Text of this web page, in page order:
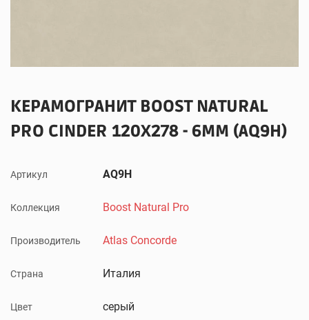
КЕРАМОГРАНИТ BOOST NATURAL
PRO CINDER 120X278 - 6MM (AQ9H)
Артикул AQ9H
Коллекция Boost Natural Pro
Производитель Atlas Concorde
Страна Италия
Цвет серый